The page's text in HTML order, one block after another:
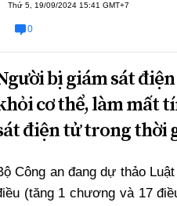
Thứ 5, 19/09/2024 15:41 GMT+7
0
bị giám sát
cơ thể, làm mất
điện tử trong thời
Công an đang dự thảo
(tăng 1 chương và 17